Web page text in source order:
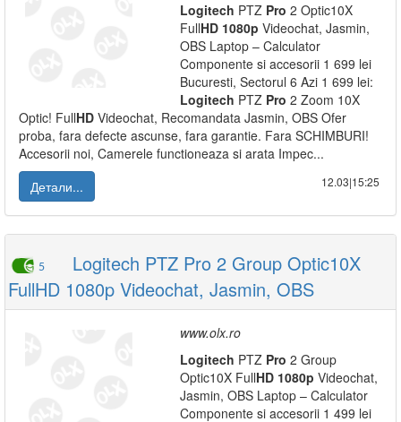
Logitech PTZ Pro 2 Optic10X
FullHD 1080p Videochat, Jasmin,
OBS Laptop – Calculator
Componente si accesorii 1 699 lei
Bucuresti, Sectorul 6 Azi 1 699 lei:
Logitech PTZ Pro 2 Zoom 10X
Optic! FullHD Videochat, Recomandata Jasmin, OBS Ofer
proba, fara defecte ascunse, fara garantie. Fara SCHIMBURI!
Accesorii noi, Camerele functioneaza si arata Impec...
Детали...
12.03|15:25
5
Logitech PTZ Pro 2 Group Optic10X
FullHD 1080p Videochat, Jasmin, OBS
www.olx.ro
Logitech PTZ Pro 2 Group
Optic10X FullHD 1080p Videochat,
Jasmin, OBS Laptop – Calculator
Componente si accesorii 1 499 lei